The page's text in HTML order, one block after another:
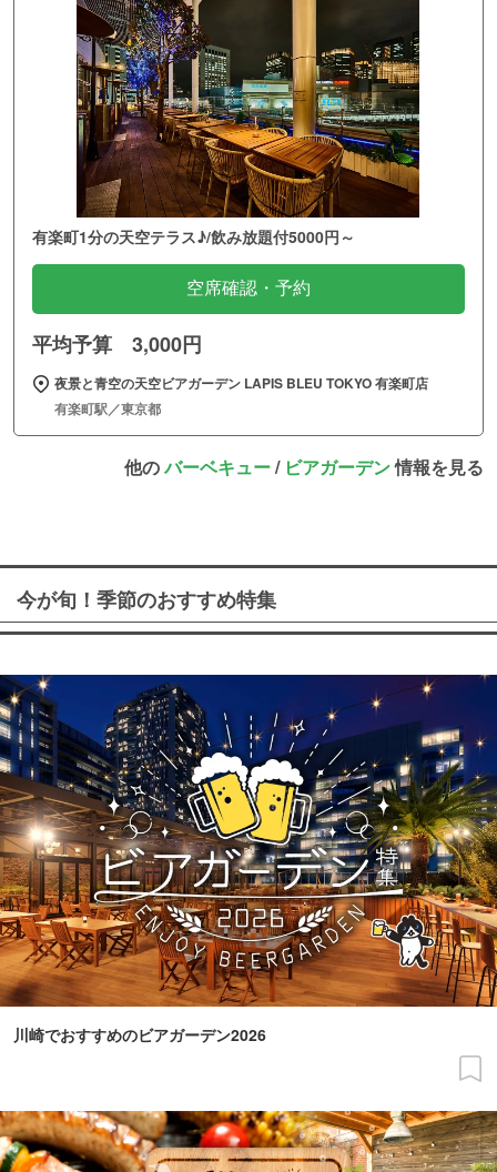
有楽町1分の天空テラス♪/飲み放題付5000円～
空席確認・予約
平均予算 3,000円
夜景と青空の天空ビアガーデン LAPIS BLEU TOKYO 有楽町店
有楽町駅／東京都
他のバーベキュー/ ビアガーデン情報を見る
今が旬！季節のおすすめ特集
川崎でおすすめのビアガーデン2026